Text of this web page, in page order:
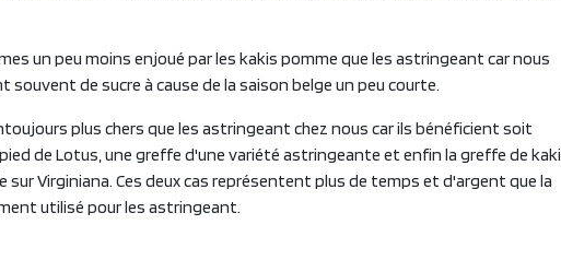
un peu moins enjoué par les kakis pomme que les astringeant car nous
de sucre à cause de la saison belge un peu courte.
plus chers que les astringeant chez nous car ils bénéficient soit
de Lotus, une greffe d'une variété astringeante et enfin la greffe de kaki
Virginiana. Ces deux cas représentent plus de temps et d'argent que la
utilisé pour les astringeant.